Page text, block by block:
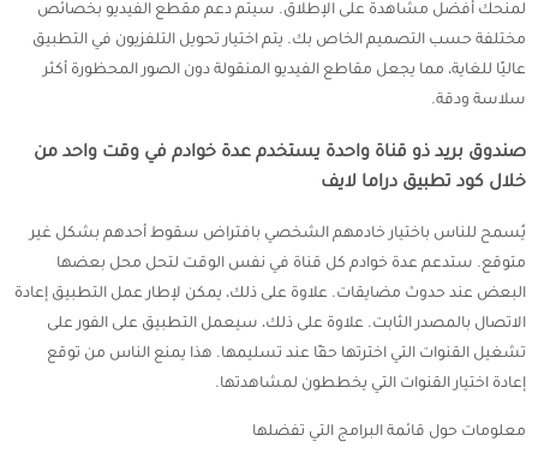
لمنحك أفضل مشاهدة على الإطلاق. سيتم دعم مقطع الفيديو بخصائص
مختلفة حسب التصميم الخاص بك. يتم اختيار تحويل التلفزيون في التطبيق
عاليًا للغاية، مما يجعل مقاطع الفيديو المنقولة دون الصور المحظورة أكثر
سلاسة ودقة.
صندوق بريد ذو قناة واحدة يستخدم عدة خوادم في وقت واحد من
خلال كود تطبيق دراما لايف
يُسمح للناس باختيار خادمهم الشخصي بافتراض سقوط أحدهم بشكل غير
متوقع. ستدعم عدة خوادم كل قناة في نفس الوقت لتحل محل بعضها
البعض عند حدوث مضايقات. علاوة على ذلك، يمكن لإطار عمل التطبيق إعادة
الاتصال بالمصدر الثابت. علاوة على ذلك، سيعمل التطبيق على الفور على
تشغيل القنوات التي اخترتها حقًا عند تسليمها. هذا يمنع الناس من توقع
إعادة اختيار القنوات التي يخططون لمشاهدتها.
معلومات حول قائمة البرامج التي تفضلها